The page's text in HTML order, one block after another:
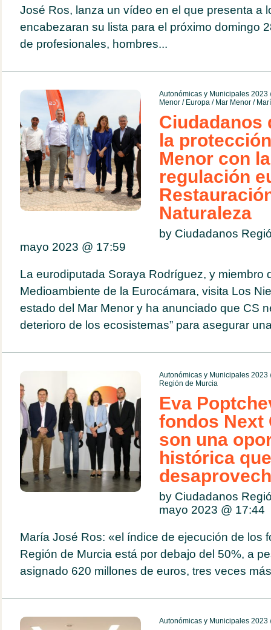
José Ros, lanza un vídeo en el que presenta a
encabezaran su lista para el próximo domingo
de profesionales, hombres...
Autonómicas y Municipales 2023
Menor/ Europa/ Mar Menor/
Ciudadanos
la
Menor con
regulación
Naturaleza
by Ciudadanos
mayo 2023 @ 17:59
La eurodiputada Soraya Rodríguez, y miembro
Medioambiente de la Eurocámara, visita Los
estado del Mar Menor y ha anunciado que CS
deterioro de los ecosistemas” para asegurar
Autonómicas y Municipales 2023
Región de Murcia
Eva
fondos Next
son una
histórica
by Ciudadanos
mayo 2023 @ 17:44
María José Ros: «el índice de ejecución de los
Región de Murcia está por debajo del 50%, a
asignado 620 millones de euros, tres veces
Autonómicas y Municipales 2023